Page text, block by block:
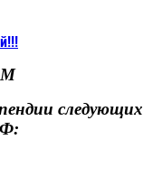
следующих